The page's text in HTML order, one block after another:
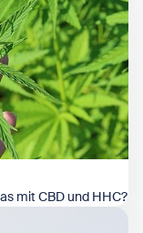
mit CBD und HHC?